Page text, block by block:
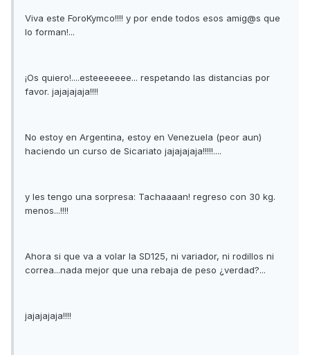
Viva este ForoKymco!!!! y por ende todos esos amig@s que
lo forman!...
¡Os quiero!....esteeeeeee... respetando las distancias por
favor. jajajajaja!!!!
No estoy en Argentina, estoy en Venezuela (peor aun)
haciendo un curso de Sicariato jajajajaja!!!!!....
y les tengo una sorpresa: Tachaaaan! regreso con 30 kg.
menos...!!!!
Ahora si que va a volar la SD125, ni variador, ni rodillos ni
correa...nada mejor que una rebaja de peso ¿verdad?...
jajajajaja!!!!